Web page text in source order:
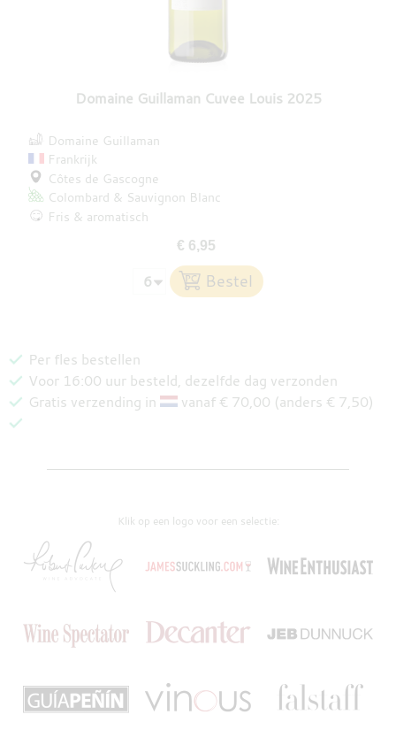
Domaine Guillaman Cuvee Louis 2025
Domaine Guillaman
Frankrijk
Côtes de Gascogne
Colombard
Sauvignon Blanc
Fris & aromatisch
€ 6,95
Per fles bestellen
Voor 16:00 uur besteld, dezelfde dag verzonden
Gratis verzending in
vanaf € 70,00 (anders € 7,50)
Klik op een logo voor een selectie: